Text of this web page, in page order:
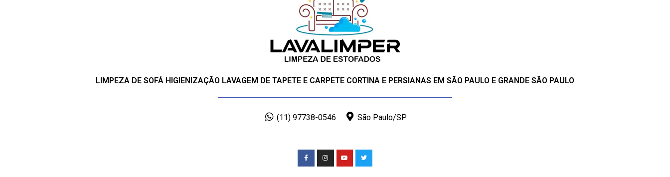
LIMPEZA DE SOFÁ HIGIENIZAÇÃO LAVAGEM DE TAPETE E CARPETE CORTINA E PERSIANAS EM SÃO PAULO E GRANDE SÃO PAULO
(11) 97738-0546 São Paulo/SP